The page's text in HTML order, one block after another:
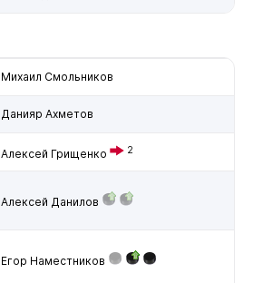
Михаил Смольников
Данияр Ахметов
Алексей Грищенко 2
Алексей Данилов
Егор Наместников